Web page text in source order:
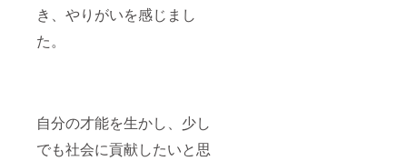
き、やりがいを感じまし
た。
自分の才能を生かし、少し
でも社会に貢献したいと思